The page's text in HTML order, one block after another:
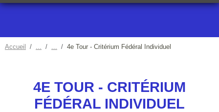
Accueil 4e Tour - Critérium Fédéral Individuel
4E TOUR - CRITÉRIUM
FÉDÉRAL INDIVIDUEL